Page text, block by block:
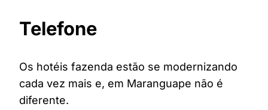
Telefone
Os hotéis fazenda estão se modernizando
cada vez mais e, em Maranguape não é
diferente.